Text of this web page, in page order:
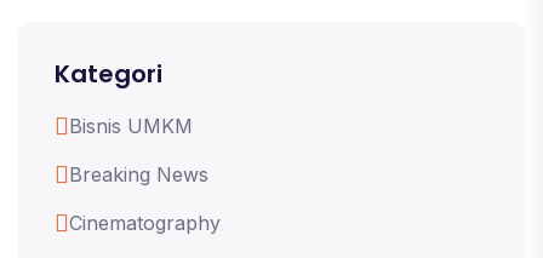
Kategori
Bisnis UMKM
Breaking News
Cinematography